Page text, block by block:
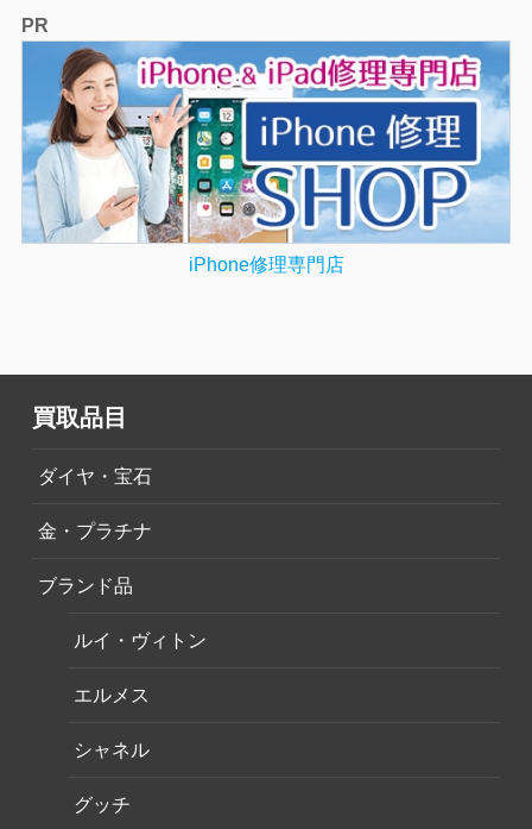
PR
iPhone修理専門店
買取品目
ダイヤ・宝石
金・プラチナ
ブランド品
ルイ・ヴィトン
エルメス
シャネル
グッチ